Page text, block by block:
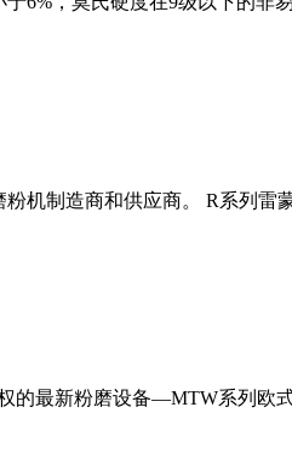
机制造商和供应商。 R系列
最新粉磨设备—MTW系列欧